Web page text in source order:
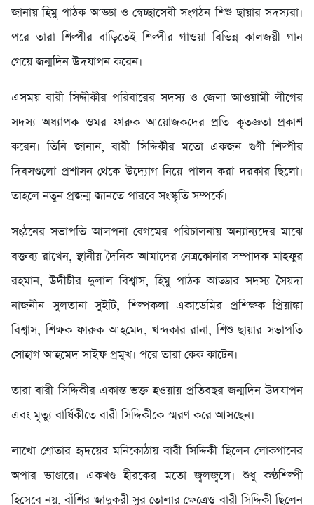
জানায় হিমু পাঠক আড্ডা ও স্বেচ্ছাসেবী সংগঠন শিশু ছায়ার সদস্যরা।
পরে তারা শিল্পীর বাড়িতেই শিল্পীর গাওয়া বিভিন্ন কালজয়ী গান
গেয়ে জন্মদিন উদযাপন করেন।
এসময় বারী সিদ্দীকীর পরিবারের সদস্য ও জেলা আওয়ামী লীগের
সদস্য অধ্যাপক ওমর ফারুক আয়োজকদের প্রতি কৃতজ্ঞতা প্রকাশ
করেন। তিনি জানান, বারী সিদ্দিকীর মতো একজন গুণী শিল্পীর
দিবসগুলো প্রশাসন থেকে উদ্যোগ নিয়ে পালন করা দরকার ছিলো।
তাহলে নতুন প্রজন্ম জানতে পারবে সংস্কৃতি সম্পর্কে।
সংঠনের সভাপতি আলপনা বেগমের পরিচালনায় অন্যান্যদের মাঝে
বক্তব্য রাখেন, স্থানীয় দৈনিক আমাদের নেত্রকোনার সম্পাদক মাহফুর
রহমান, উদীচীর দুলাল বিশ্বাস, হিমু পাঠক আড্ডার সদস্য সৈয়দা
নাজনীন সুলতানা সুইটি, শিল্পকলা একাডেমির প্রশিক্ষক প্রিয়াঙ্কা
বিশ্বাস, শিক্ষক ফারুক আহমেদ, খন্দকার রানা, শিশু ছায়ার সভাপতি
সোহাগ আহমেদ সাইফ প্রমুখ। পরে তারা কেক কাটেন।
তারা বারী সিদ্দিকীর একান্ত ভক্ত হওয়ায় প্রতিবছর জন্মদিন উদযাপন
এবং মৃত্যু বার্ষিকীতে বারী সিদ্দিকীকে স্মরণ করে আসছেন।
লাখো শ্রোতার হৃদয়ের মনিকোঠায় বারী সিদ্দিকী ছিলেন লোকগানের
অপার ভাণ্ডারে। একখণ্ড হীরকের মতো জ্বলজ্বলে। শুধু কণ্ঠশিল্পী
হিসেবে নয়, বাঁশির জাদুকরী সুর তোলার ক্ষেত্রেও বারী সিদ্দিকী ছিলেন